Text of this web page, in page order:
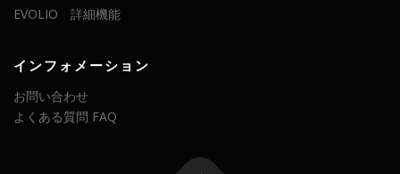
EVOLIO 詳細機能
インフォメーション
お問い合わせ
よくある質問 FAQ